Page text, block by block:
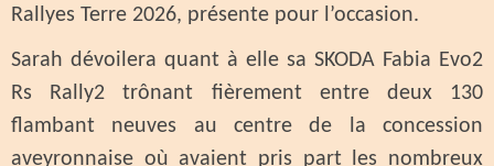
Rallyes Terre 2026, présente pour l’occasion.
Sarah dévoilera quant à elle sa SKODA Fabia Evo2
Rs Rally2 trônant fièrement entre deux 130
flambant neuves au centre de la concession
aveyronnaise où avaient pris part les nombreux